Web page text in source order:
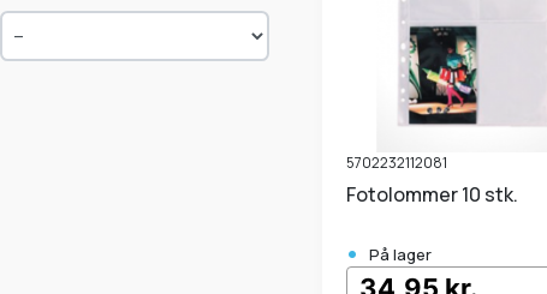
5702232112081
Fotolommer 10 stk.
• På lager
34,95 kr.